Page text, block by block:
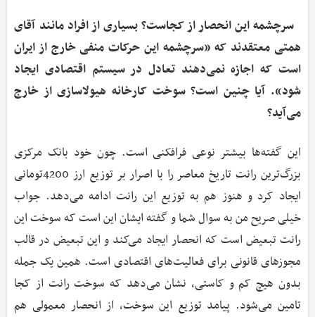
سرچشمه این انحصار از کجاست؟ بسیاری از افراد مانند آقای
همتی معتقدند که «سرچشمه این حرکات منفی خارج از ایران
است که اجازه نمی‌دهند تعادل در سیستم اقتصادی ایجاد
شود». آیا چنین است؟ سوخت کارخانه هیولاسازی از خارج
می‌آید؟
این گفته‌ها بیشتر نوعی فرافکنی است. چون خود بانک مرکزی
بزرگ‌ترین رانت تاریخ معاصر را با اصرار بر توزیع ارز 4200تومانی
ایجاد کرد و هنوز هم به توزیع این رانت ادامه می‌دهد. جواب
خیلی صریح من به سوال شما و گفته ایشان این است که سوخت این
رانت تبعیض است که انحصار ایجاد می‌کند و این تبعیض در قالب
مجوزهای قانونی برای فعالیت‌های اقتصادی است. همین یک جمله
بدون هیچ کم و کاستی، نشان می‌دهد که سوخت رانت از کجا
تامین می‌شود. پیامد توزیع این سوخت، از انحصار معمولی هم